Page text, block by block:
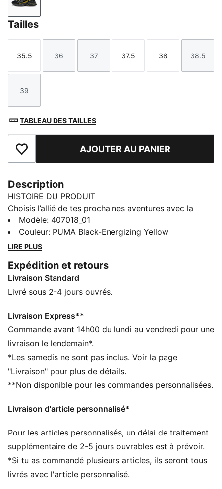
PUMA Black-Energizing Yellow
Tailles
Taille
35.5
Taille
36
Taille
37
Taille
37.5
Taille
38
Taille
38.5
Taille
39
TABLEAU DES TAILLES
Ajouter aux favorisAJOUTER AU PANIER
Description
HISTOIRE DU PRODUIT
Choisis l’allié de tes prochaines aventures avec la
nouvelle collection PUMA x POKÉMON. Ce nouveau
drop insuffle toute la puissance des Pokémon à ton
outfit avec des motifs Pokémon à afficher fièrement
et son style mystérieux ou Pikachu pour son côté
électrique ? Ces sneakers revisitent la silhouette
audacieuse de la PUMA Fade avec des détails inspirés
chaînette avec une plaque Noctali. Envoûtant !
DÉTAILS
Largeur : Régulière
Fermeture : Fermeture à lacets
Talon : Talon plat
Armature PWRFRAME pour un maintien optimal
Plaque Noctali avec chaînette
PUMA Enfant et Adolescent : recommandé pour les
enfants âgés de 8 à 16 ans
Modèle: 407018_01
Couleur: PUMA Black-Energizing Yellow
LIRE PLUS
Expédition et retours
Livraison Standard
Livré sous 2-4 jours ouvrés.
Livraison Express**
Commande avant 14h00 du lundi au vendredi pour une
livraison le lendemain*.
*Les samedis ne sont pas inclus. Voir la page
"Livraison" pour plus de détails.
**Non disponible pour les commandes personnalisées.
Livraison d'article personnalisé*
Pour les articles personnalisés, un délai de traitement
supplémentaire de 2-5 jours ouvrables est à prévoir.
*Si tu as commandé plusieurs articles, ils seront tous
livrés avec l'article personnalisé.